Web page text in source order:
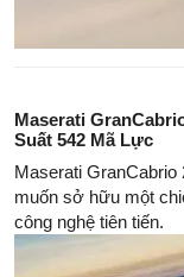
Maserati
Suất 542 Mã Lực
Maserati GranCabrio
muốn sở hữu một
công nghệ tiên tiến.